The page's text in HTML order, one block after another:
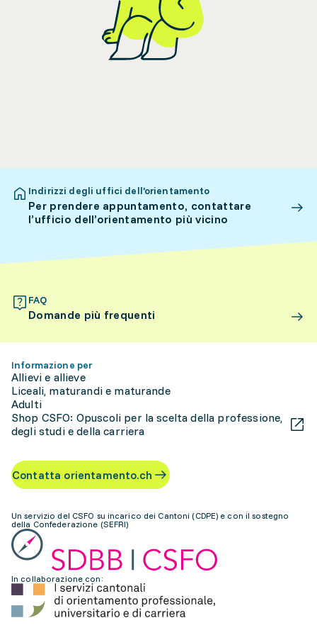
Indirizzi degli uffici dell’orientamento
Per prendere appuntamento, contattare
l’ufficio dell’orientamento più vicino
FAQ
Domande più frequenti
Informazione per
Allievi e allieve
Liceali, maturandi e maturande
Adulti
Shop CSFO: Opuscoli per la scelta della professione,
degli studi e della carriera
Contatta orientamento.ch
Un servizio del CSFO su incarico dei Cantoni (CDPE) e con il sostegno
della Confederazione (SEFRI)
In collaborazione con: